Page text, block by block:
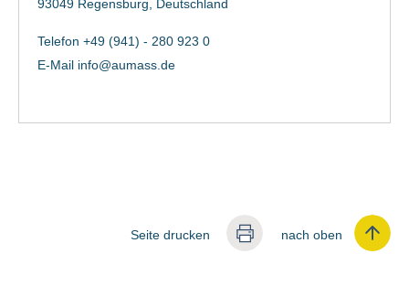
93049 Regensburg, Deutschland
Telefon +49 (941) - 280 923 0
E-Mail info@aumass.de
nach oben
Seite drucken